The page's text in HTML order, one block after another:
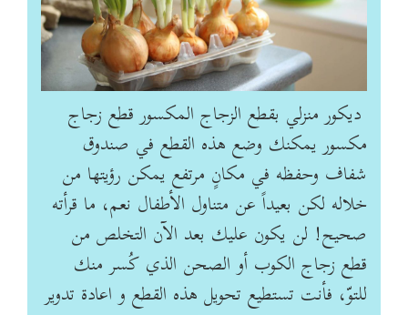
ديكور منزلي بقطع الزجاج المكسور قطع زجاج
مكسور يمكنك وضع هذه القطع في صندوق
شفاف وحفظه في مكانٍ مرتفع يمكن رؤيتها من
خلاله لكن بعيداً عن متناول الأطفال نعم، ما قرأته
صحيح! لن يكون عليك بعد الآن التخلص من
قطع زجاج الكوب أو الصحن الذي كُسر منك
للتوّ، فأنت تستطيع تحويل هذه القطع و اعادة تدوير